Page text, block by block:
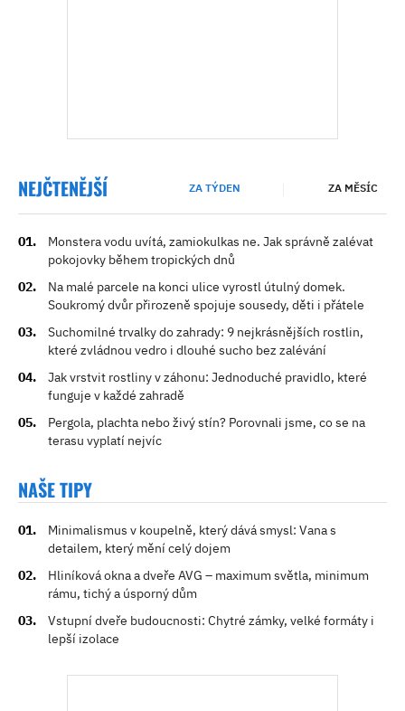
NEJČTENĚJŠÍ ZA TÝDEN ZA MĚSÍC
Monstera vodu uvítá, zamiokulkas ne. Jak správně zalévat
pokojovky během tropických dnů
Na malé parcele na konci ulice vyrostl útulný domek.
Soukromý dvůr přirozeně spojuje sousedy, děti i přátele
Suchomilné trvalky do zahrady: 9 nejkrásnějších rostlin,
které zvládnou vedro i dlouhé sucho bez zalévání
Jak vrstvit rostliny v záhonu: Jednoduché pravidlo, které
funguje v každé zahradě
Pergola, plachta nebo živý stín? Porovnali jsme, co se na
terasu vyplatí nejvíc
NAŠE TIPY
Minimalismus v koupelně, který dává smysl: Vana s
detailem, který mění celý dojem
Hliníková okna a dveře AVG – maximum světla, minimum
rámu, tichý a úsporný dům
Vstupní dveře budoucnosti: Chytré zámky, velké formáty i
lepší izolace